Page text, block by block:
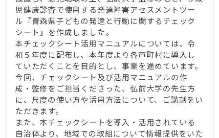
児健康診査で使用する発達障害アセスメントツー
ル『青森県子どもの発達と行動に関するチェック
シート』を作成しました。
本チェックシート活用マニュアルについては、令
和５年度に配布し、本年度より各市町村に導入し
ていただくことを目的とし、事業を進めています。
今回、チェックシート及び活用マニュアルの作
成・監修をご担当くださった、弘前大学の先生方
に、尺度の使い方や活用方法について、ご講話をい
ただきます。
また、本チェックシートを導入・活用されている
自治体より、地域での取組について情報提供をいた